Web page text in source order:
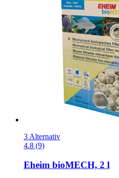
3 Alternativ
4.8 (9)
Eheim bioMECH, 2 l